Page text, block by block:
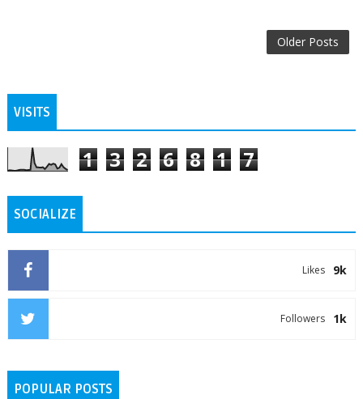
Older Posts
VISITS
1 3 2 6 8 1 7
SOCIALIZE
9k
Likes
1k
Followers
POPULAR POSTS